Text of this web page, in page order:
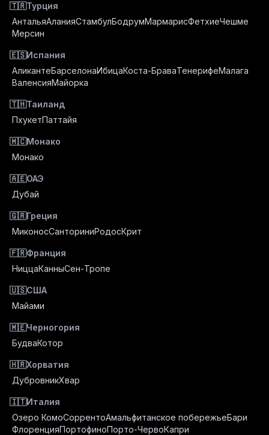
🇹🇷Турция
АнтальяАланияСтамбулБодрумМармарисФетхиеЧешме
Мерсин
🇪🇸Испания
АликантеБарселонаИбицаКоста-БраваТенерифеМалага
ВаленсияМайорка
🇹🇭Таиланд
ПхукетПаттайя
🇲🇨Монако
Монако
🇦🇪ОАЭ
Дубай
🇬🇷Греция
МиконосСанториниРодосКрит
🇫🇷Франция
НиццаКанныСен-Тропе
🇺🇸США
Майами
🇲🇪Черногория
БудваКотор
🇭🇷Хорватия
ДубровникХвар
🇮🇹Италия
Озеро КомоСоррентоАмальфитанское побережьеБари
ФлоренцияПортофиноПорто-ЧервоКапри